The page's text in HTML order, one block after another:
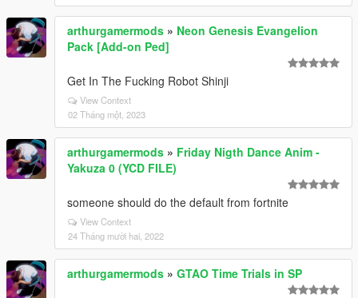
arthurgamermods » Neon Genesis Evangelion
Pack [Add-on Ped]
Get In The Fucking Robot Shinji
View Context
02 Tháng một, 2023
arthurgamermods » Friday Nigth Dance Anim -
Yakuza 0 (YCD FILE)
someone should do the default from fortnite
View Context
24 Tháng mười hai, 2022
arthurgamermods » GTAO Time Trials in SP